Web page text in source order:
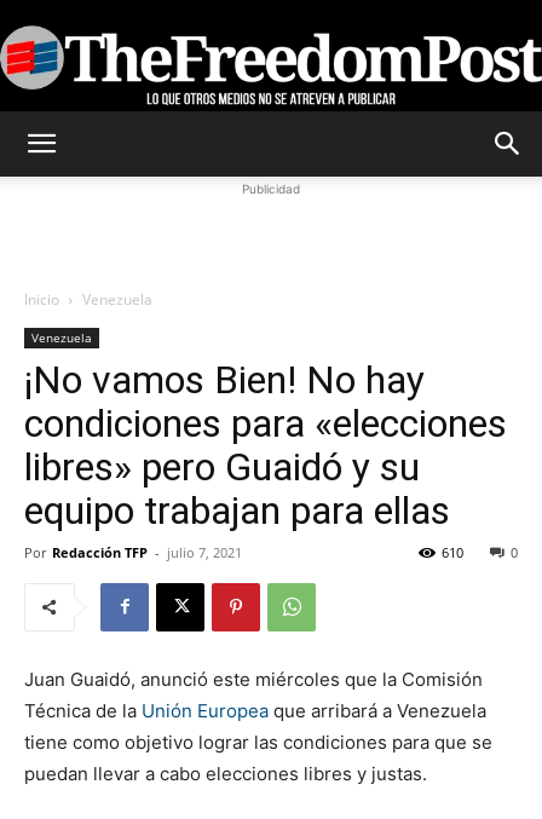
Publicidad
Inicio Venezuela
Venezuela
¡No vamos Bien! No hay
condiciones para «elecciones
libres» pero Guaidó y su
equipo trabajan para ellas
Por Redacción TFP - julio 7, 2021 0
610
Juan Guaidó, anunció este miércoles que la Comisión
Técnica de la Unión Europea que arribará a Venezuela
tiene como objetivo lograr las condiciones para que se
puedan llevar a cabo elecciones libres y justas.